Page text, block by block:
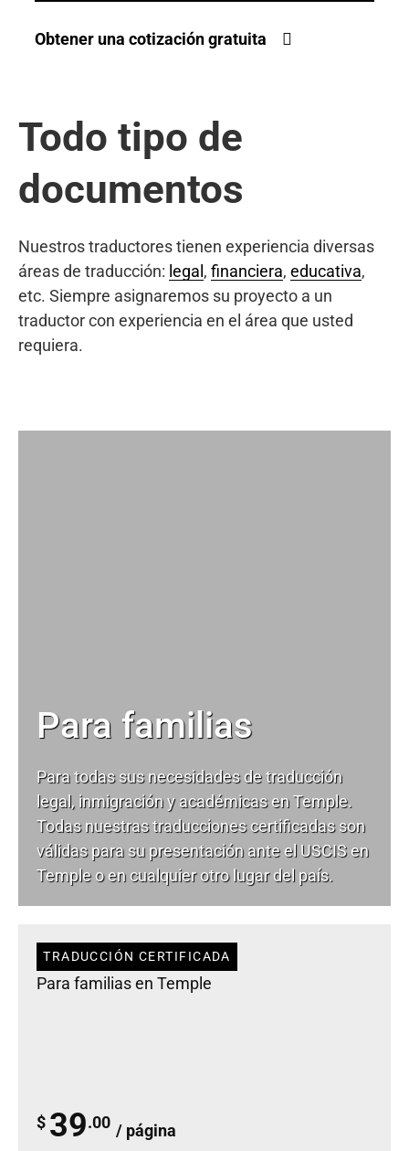
Obtener una cotización gratuita
Todo tipo de
documentos
Nuestros traductores tienen experiencia diversas
áreas de traducción: legal , financiera, educativa,
etc. Siempre asignaremos su proyecto a un
traductor con experiencia en el área que usted
requiera.
Para familias
Para todas sus necesidades detraducción
legal, inmigración y académicas en Temple.
Todas nuestras traducciones certificadas son
válidas para su presentación ante el USCIS en
Temple o en cualquier otro lugar del país.
TRADUCCIÓN CERTIFICADA
Para familias en Temple
$ 39.00 / página